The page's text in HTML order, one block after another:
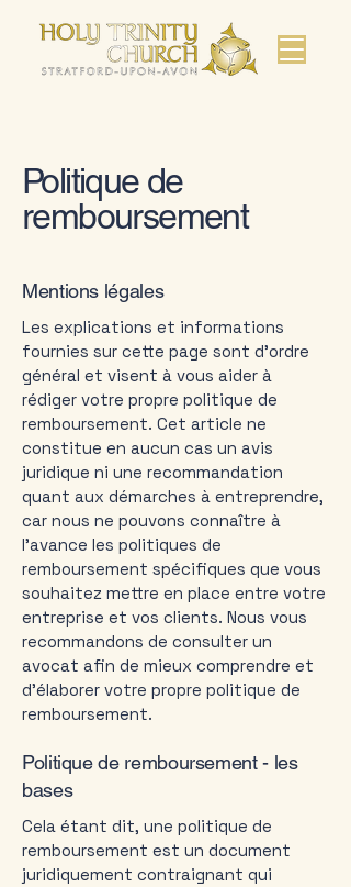
Politique de
remboursement
Mentions légales
Les explications et informations
fournies sur cette page sont d'ordre
général et visent à vous aider à
rédiger votre propre politique de
remboursement. Cet article ne
constitue en aucun cas un avis
juridique ni une recommandation
quant aux démarches à entreprendre,
car nous ne pouvons connaître à
l'avance les politiques de
remboursement spécifiques que vous
souhaitez mettre en place entre votre
entreprise et vos clients. Nous vous
recommandons de consulter un
avocat afin de mieux comprendre et
d'élaborer votre propre politique de
remboursement.
Politique de remboursement - les
bases
Cela étant dit, une politique de
remboursement est un document
juridiquement contraignant qui